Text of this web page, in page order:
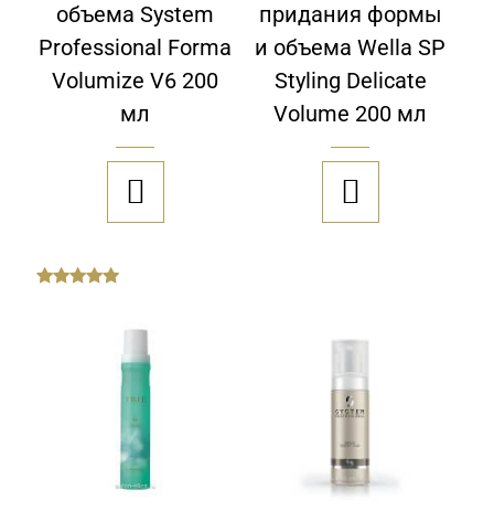
объема System
Professional Forma
Volumize V6 200
мл

придания формы
и объема Wella SP
Styling Delicate
Volume 200 мл
